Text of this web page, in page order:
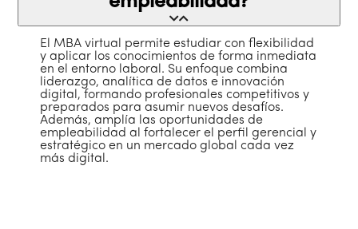
El MBA virtual permite estudiar con flexibilidad
y aplicar los conocimientos de forma inmediata
en el entorno laboral. Su enfoque combina
liderazgo, analítica de datos e innovación
digital, formando profesionales competitivos y
preparados para asumir nuevos desafíos.
Además, amplía las oportunidades de
empleabilidad al fortalecer el perfil gerencial y
estratégico en un mercado global cada vez
más digital.